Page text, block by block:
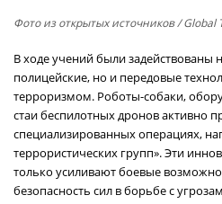
Фото из открытых источников/ Global
В ходе учений были задействованы
полицейские, но и передовые
терроризмом. Роботы-собаки,
стаи беспилотных дронов активно
специализированных операциях,
террористических групп». Эти
только усиливают боевые
безопасность сил в борьбе с